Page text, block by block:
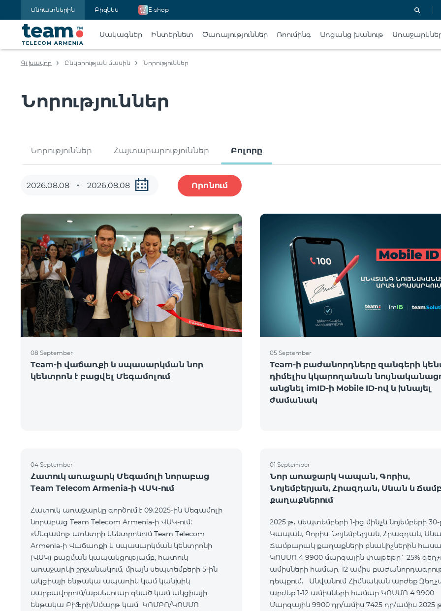
Անհատներին Բիզնես E-shop
Սակագներ Ինտերնետ Ծառայություններ Ռոումինգ Առցանց խանութ
Գլխավոր Ընկերության մասին Նորություններ
Նորություններ
Նորություններ Հայտարարություններ Բոլորը
Որոնում
08 September
Team-ի վաճառքի և սպասարկման նոր
կենտրոն է բացվել Մեգամոլում
05 September
Team-ի բաժանորդները զանգերի
դիմելիս կկարողանան
անցնել imID-ի Mobile ID-ով և խնայել
ժամանակ
04 September
Հատուկ առաջարկ Մեգամոլի նորաբաց
Team Telecom Armenia-ի ՎՍԿ-ում
Հատուկ առաջարկը գործում է 09.2025-ին Մեգամոլի
նորաբաց Team Telecom Armenia-ի ՎՍԿ-ում:
«Մեգամոլ» առևտրի կենտրոնում Team Telecom
Armenia-ի Վաճառքի և սպասարկման կենտրոնի
(ՎՍԿ) բացման կապակցությամբ, հատուկ
առաջարկի շրջանակում, միայն սեպտեմբերի 5-ին
ակցիայի ենթակա ապառիկ կամ կանխիկ
սարքավորում/աքսեսուար գնած կամ ակցիայի
ենթակա ԲիՖրի/Սմարթ կամ ԿՈՄԲՈ/ԿՈՍՄՈ
01 September
Նոր առաջարկ Կապան, Գորիս,
Նոյեմբերյան, Հրազդան, Սևան և
քաղաքներում
2025 թ․ սեպտեմբերի 1-ից մինչև նոյեմբերի 30-
Կապան, Գորիս, Նոյեմբերյան, Հրազդան,
Ճամբարակ քաղաքների բնակիչներին
ԿՈՍՄՈ 4 9900 մարզային փաթեթը` 25%
ամիսների համար, 12 ամիս
դեպքում. Անվանում Հիմնական արժեք Զեղչված
արժեք 1-12 ամիսների համար ԿՈՍՄՈ 4 9900
Մարզային 9900 դր/ամիս 7425 դր/ամիս 2025 թ․